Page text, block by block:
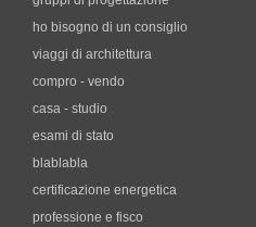
ho bisogno di un consiglio
viaggi di architettura
compro - vendo
casa - studio
esami di stato
blablabla
certificazione energetica
professione e fisco